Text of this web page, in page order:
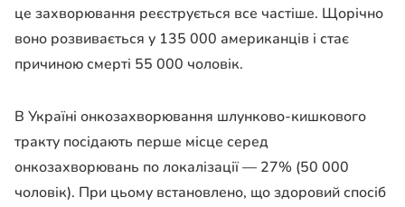
це захворювання реєструється все частіше. Щорічно
воно розвивається у 135 000 американців і стає
причиною смерті 55 000 чоловік.
В Україні онкозахворювання шлунково-кишкового
тракту посідають перше місце серед
онкозахворювань по локалізації — 27% (50 000
чоловік). При цьому встановлено, що здоровий спосіб